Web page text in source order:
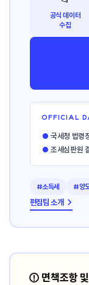
공식 데이터
수집
OFFICIAL
● 국세청 법령
● 조세심판원
#소득세 #양
편집팀 소개 →
⚠️ 면책조항 및